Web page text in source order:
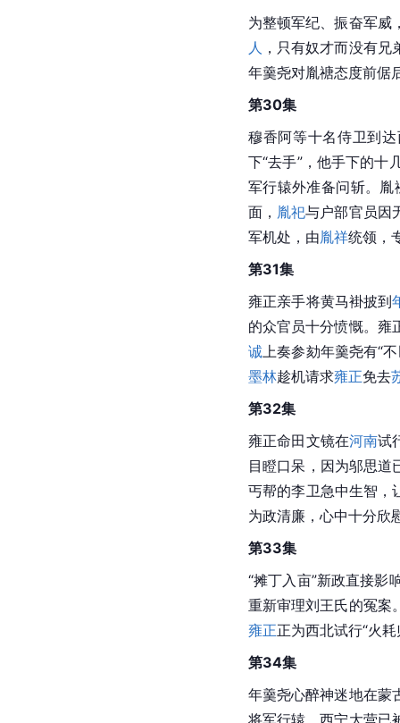
为整顿军纪、振奋军威
人 ，只有奴才而没有兄
年羹尧对胤禟态度前倨
第30集
穆香阿等十名侍卫到
下“去手”，他手下的十
军行辕外准备问斩。
面， 胤祀与户部官员因
军机处，由胤祥统领，
第31集
雍正亲手将黄马褂披到
的众官员十分愤慨。雍
诚 上奏参劾年羹尧有“
墨林趁机请求雍正免去
第32集
雍正命田文镜在河南试
目瞪口呆，因为邬思道
丐帮的李卫急中生智，
为政清廉，心中十分欣
第33集
“摊丁入亩”新政直接影
重新审理刘王氏的冤案
雍正正为西北试行“火
第34集
年羹尧心醉神迷地在蒙
将军行辕。西宁大营已